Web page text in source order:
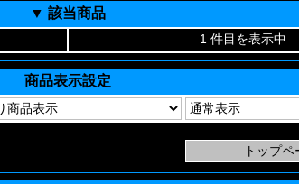
▼ 該当商品
1 件目を表示中
商品表示設定